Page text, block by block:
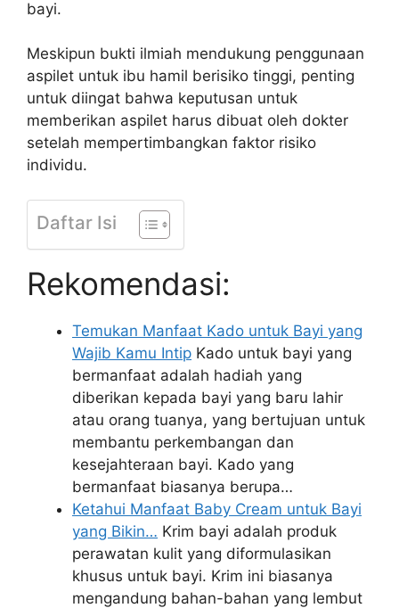
bayi.
Meskipun bukti ilmiah mendukung penggunaan
aspilet untuk ibu hamil berisiko tinggi, penting
untuk diingat bahwa keputusan untuk
memberikan aspilet harus dibuat oleh dokter
setelah mempertimbangkan faktor risiko
individu.
Daftar Isi
Rekomendasi:
Temukan Manfaat Kado untuk Bayi yang
Wajib Kamu Intip Kado untuk bayi yang
bermanfaat adalah hadiah yang
diberikan kepada bayi yang baru lahir
atau orang tuanya, yang bertujuan untuk
membantu perkembangan dan
kesejahteraan bayi. Kado yang
bermanfaat biasanya berupa…
Ketahui Manfaat Baby Cream untuk Bayi
yang Bikin… Krim bayi adalah produk
perawatan kulit yang diformulasikan
khusus untuk bayi. Krim ini biasanya
mengandung bahan-bahan yang lembut